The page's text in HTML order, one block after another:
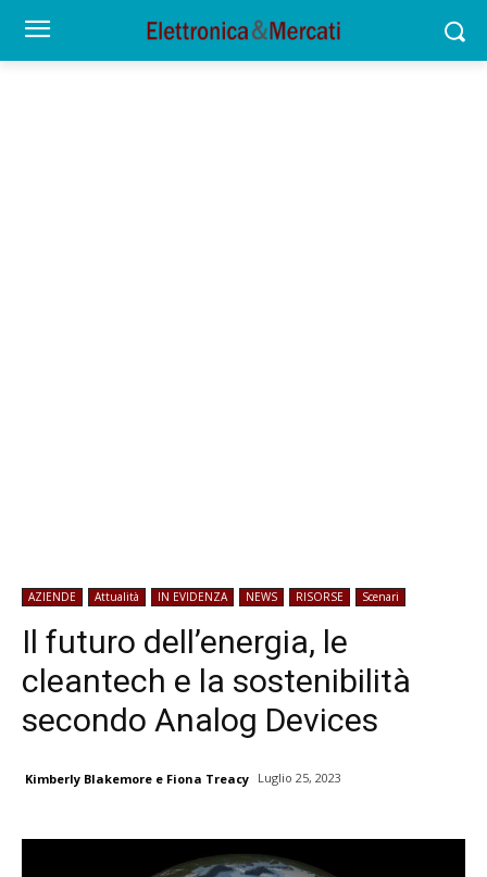
AZIENDE Attualità IN EVIDENZA NEWS RISORSE Scenari
Il futuro dell’energia, le
cleantech e la sostenibilità
secondo Analog Devices
Kimberly Blakemore e Fiona Treacy Luglio 25, 2023